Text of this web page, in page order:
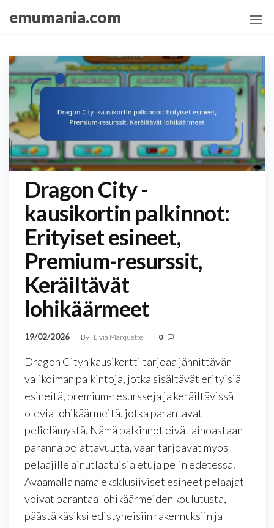
content
emumania.com
Dragon City -
kausikortin palkinnot:
Erityiset esineet,
Premium-resurssit,
Keräiltävät
lohikäärmeet
19/02/2026 By Livia Marquette 0
Dragon Cityn kausikortti tarjoaa jännittävän
valikoiman palkintoja, jotka sisältävät erityisiä
esineitä, premium-resursseja ja keräiltävissä
olevia lohikäärmeitä, jotka parantavat
pelielämystä. Nämä palkinnot eivät ainoastaan
paranna pelattavuutta, vaan tarjoavat myös
pelaajille ainutlaatuisia etuja pelin edetessä.
Avaamalla nämä eksklusiiviset esineet pelaajat
voivat parantaa lohikäärmeiden koulutusta,
päästä käsiksi edistyneisiin rakennuksiin ja